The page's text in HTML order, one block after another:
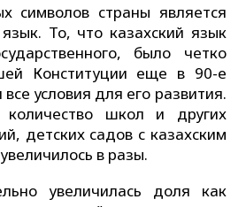
символов страны является
То, что казахский язык
было четко
Конституции еще в 90-е
условия для его развития.
школ и других
детских садов с казахским
в разы.
увеличилась доля как